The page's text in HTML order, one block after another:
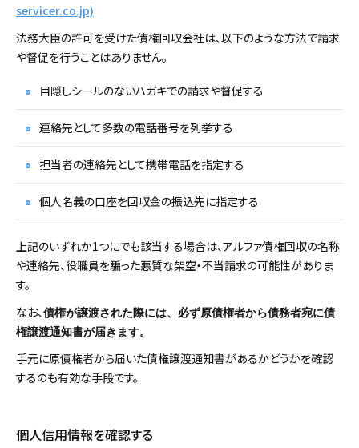
servicer.co.jp)
法務大臣の許可を受けた債権回収会社は、以下のような方法で請求
や督促を行うことはありません。
目隠しシールのないハガキでの請求や督促する
連絡先として多数の電話番号を列挙する
担当者の連絡先として携帯電話を指定する
個人名義の口座を回収金の振込先に指定する
上記のいずれか1つにでも該当する場合は、アルファ債権回収の名称
や連絡先、役職員を騙った悪質な架空・不当請求の可能性がありま
す。
なお、債権が譲渡された際には、必ず原債権者から債務者宛に債
権譲渡通知書が届きます。
手元に原債権者から届いた債権譲渡通知書があるかどうかを確認
するのも有効な手段です。
個人信用情報を確認する